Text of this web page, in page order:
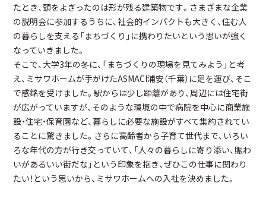
たとき、頭をよぎったのは形が残る建築物です。さまざまな企業
の説明会に参加するうちに、社会的インパクトも大きく、住む人
の暮らしを支える「まちづくり」に携わりたいという思いが強く
なっていきました。
そこで、大学3年の冬に、「まちづくりの現場を見てみよう」と考
え、ミサワホームが手がけたASMACI浦安（千葉）に足を運び、そこ
で感銘を受けました。駅からは少し距離があり、周辺には住宅街
が広がっていますが、そのような環境の中で病院を中心に商業施
設・住宅・保育園など、暮らしに必要な施設がすべて集約されてい
ることに驚きました。さらに高齢者から子育て世代まで、いろい
ろな年代の方が行き交っていて、「人々の暮らしに寄り添い、賑わ
いがあるいい街だな」という印象を抱き、ぜひこの仕事に関わり
たい！という思いから、ミサワホームへの入社を決めました。